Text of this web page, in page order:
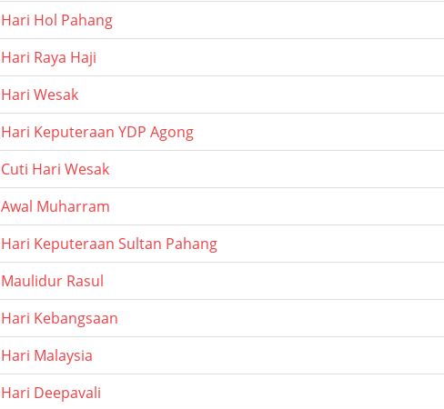
Hari Hol Pahang
Hari Raya Haji
Hari Wesak
Hari Keputeraan YDP Agong
Cuti Hari Wesak
Awal Muharram
Hari Keputeraan Sultan Pahang
Maulidur Rasul
Hari Kebangsaan
Hari Malaysia
Hari Deepavali